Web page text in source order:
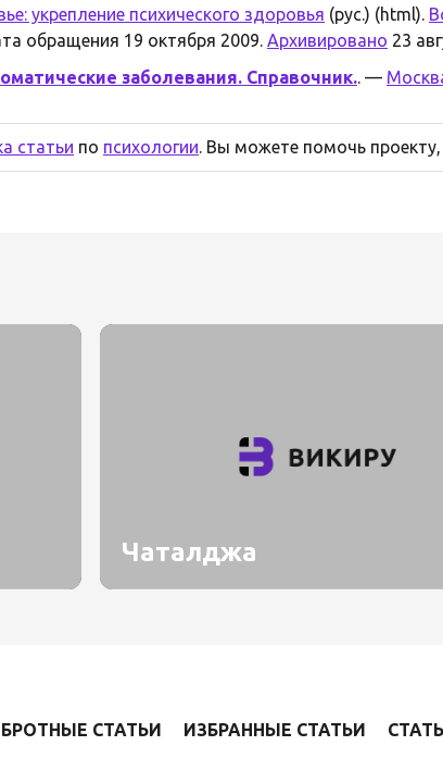
укрепление психического здоровья (рус.) (html).
обращения 19 октября 2009. Архивировано 23
заболевания. Справочник.. —
статьи по психологии. Вы можете помочь
Чаталджа
СТАТЬИ ИЗБРАННЫЕ СТАТЬИ